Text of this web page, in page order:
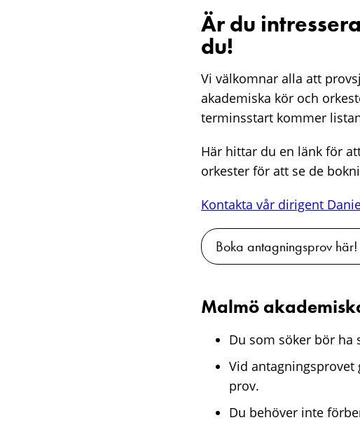
Är du
du!
Vi välkomnar alla att
akademiska kör och
terminsstart kommer
Här hittar du en länk för
orkester för att se de
Kontakta vår dirigent
Boka antagningsprov här!
Malmö
Du som söker bör ha
Vid
prov.
Du behöver inte